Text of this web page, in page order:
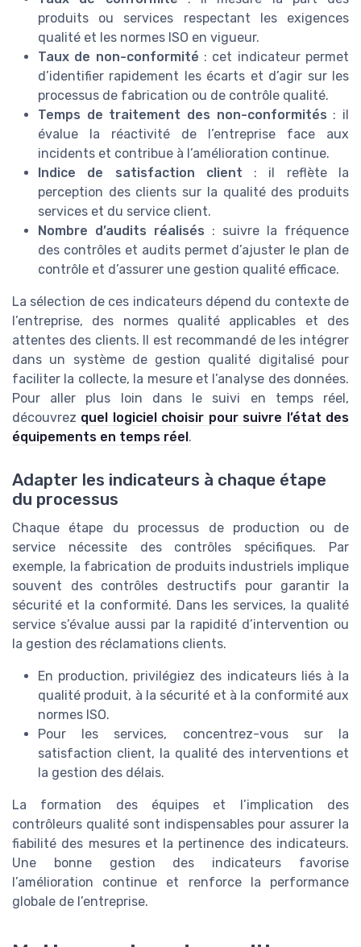
produits ou services respectant les exigences
qualité et les normes ISO en vigueur.
Taux de non-conformité : cet indicateur permet
d’identifier rapidement les écarts et d’agir sur les
processus de fabrication ou de contrôle qualité.
Temps de traitement des non-conformités : il
évalue la réactivité de l’entreprise face aux
incidents et contribue à l’amélioration continue.
Indice de satisfaction client : il reflète la
perception des clients sur la qualité des produits
services et du service client.
Nombre d’audits réalisés : suivre la fréquence
des contrôles et audits permet d’ajuster le plan de
contrôle et d’assurer une gestion qualité efficace.
La sélection de ces indicateurs dépend du contexte de
l’entreprise, des normes qualité applicables et des
attentes des clients. Il est recommandé de les intégrer
dans un système de gestion qualité digitalisé pour
faciliter la collecte, la mesure et l’analyse des données.
Pour aller plus loin dans le suivi en temps réel,
découvrez quel logiciel choisir pour suivre l’état des
équipements en temps réel.
Adapter les indicateurs à chaque étape
du processus
Chaque étape du processus de production ou de
service nécessite des contrôles spécifiques. Par
exemple, la fabrication de produits industriels implique
souvent des contrôles destructifs pour garantir la
sécurité et la conformité. Dans les services, la qualité
service s’évalue aussi par la rapidité d’intervention ou
la gestion des réclamations clients.
En production, privilégiez des indicateurs liés à la
qualité produit, à la sécurité et à la conformité aux
normes ISO.
Pour les services, concentrez-vous sur la
satisfaction client, la qualité des interventions et
la gestion des délais.
La formation des équipes et l’implication des
contrôleurs qualité sont indispensables pour assurer la
fiabilité des mesures et la pertinence des indicateurs.
Une bonne gestion des indicateurs favorise
l’amélioration continue et renforce la performance
globale de l’entreprise.